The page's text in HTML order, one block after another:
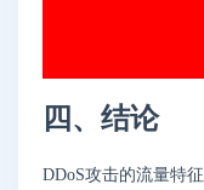
四、结论
DDoS攻击的流量特